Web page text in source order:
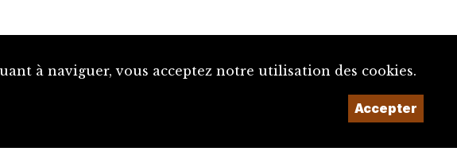
Un projet de la
à naviguer, vous acceptez notre utilisation des cookies.
Accepter